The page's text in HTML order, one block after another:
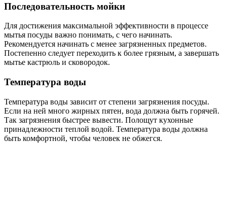
Последовательность мойки
Для достижения максимальной эффективности в процессе
мытья посуды важно понимать, с чего начинать.
Рекомендуется начинать с менее загрязненных предметов.
Постепенно следует переходить к более грязным, а завершать
мытье кастрюль и сковородок.
Температура воды
Температура воды зависит от степени загрязнения посуды.
Если на ней много жирных пятен, вода должна быть горячей.
Так загрязнения быстрее вывести. Полощут кухонные
принадлежности теплой водой. Температура воды должна
быть комфортной, чтобы человек не обжегся.